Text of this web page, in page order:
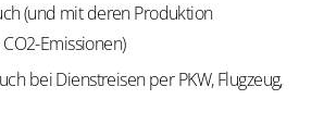
(und mit deren Produktion
Emissionen)
bei Dienstreisen per PKW, Flugzeug,